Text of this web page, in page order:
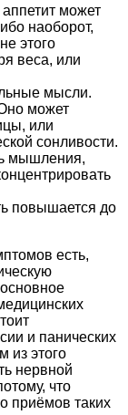
может
наоборот,
этого
веса, или
мысли.
может
или
сонливости.
мышления,
повышается до
есть,
и панических
из этого
нервной
что
приёмов таких